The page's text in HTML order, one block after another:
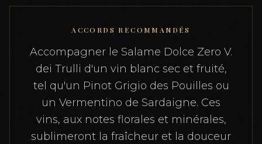
ACCORDS RECOMMANDÉS
Accompagner le Salame Dolce Zero V.
dei Trulli d'un vin blanc sec et fruité,
tel qu'un Pinot Grigio des Pouilles ou
un Vermentino de Sardaigne. Ces
vins, aux notes florales et minérales,
sublimeront la fraîcheur et la douceur